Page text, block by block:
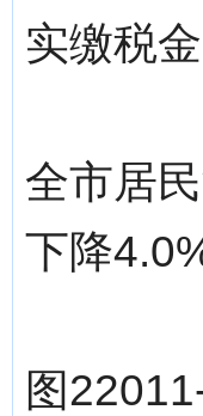
实缴税
全市居
下降
图